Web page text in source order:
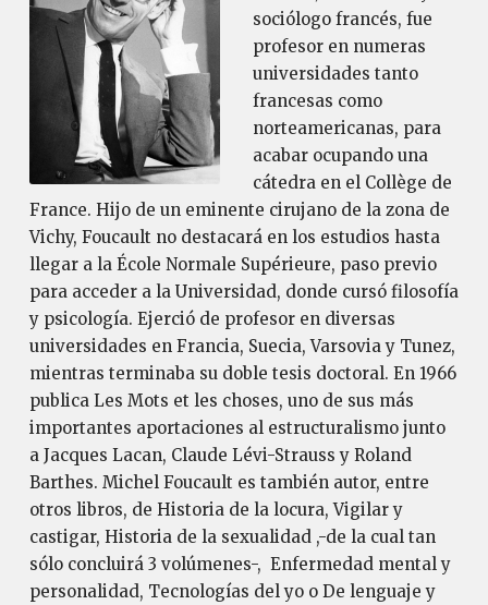
sociólogo francés, fue
profesor en numeras
universidades tanto
francesas como
norteamericanas, para
acabar ocupando una
cátedra en el Collège de
France. Hijo de un eminente cirujano de la zona de
Vichy, Foucault no destacará en los estudios hasta
llegar a la École Normale Supérieure, paso previo
para acceder a la Universidad, donde cursó filosofía
y psicología. Ejerció de profesor en diversas
universidades en Francia, Suecia, Varsovia y Tunez,
mientras terminaba su doble tesis doctoral. En 1966
publica Les Mots et les choses, uno de sus más
importantes aportaciones al estructuralismo junto
a Jacques Lacan, Claude Lévi-Strauss y Roland
Barthes. Michel Foucault es también autor, entre
otros libros, de Historia de la locura, Vigilar y
castigar, Historia de la sexualidad ,-de la cual tan
sólo concluirá 3 volúmenes-, Enfermedad mental y
personalidad, Tecnologías del yo o De lenguaje y